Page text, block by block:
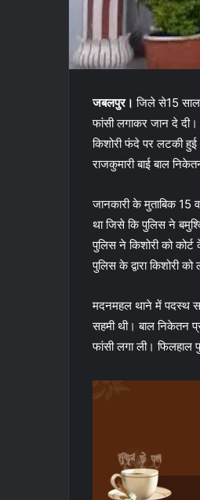
जबलपुर। जिले से15 साल
फांसी लगाकर जान दे
किशोरी फंदे पर लटकी हुई
राजकुमारी बाई बाल
जानकारी के मुताबिक 15
था जिसे कि पुलिस ने
पुलिस ने किशोरी को
पुलिस के द्वारा किशोरी को
मदनमहल थाने में पदस्थ
सहमी थी। बाल निकेतन
फांसी लगा ली।